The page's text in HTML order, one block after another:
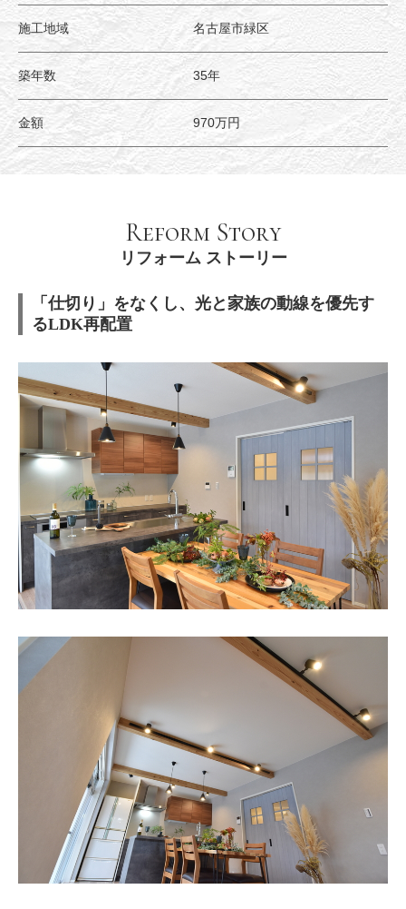
施工地域 名古屋市緑区
築年数 35年
金額 970万円
Reform Story
リフォーム ストーリー
「仕切り」をなくし、光と家族の動線を優先す
るLDK再配置